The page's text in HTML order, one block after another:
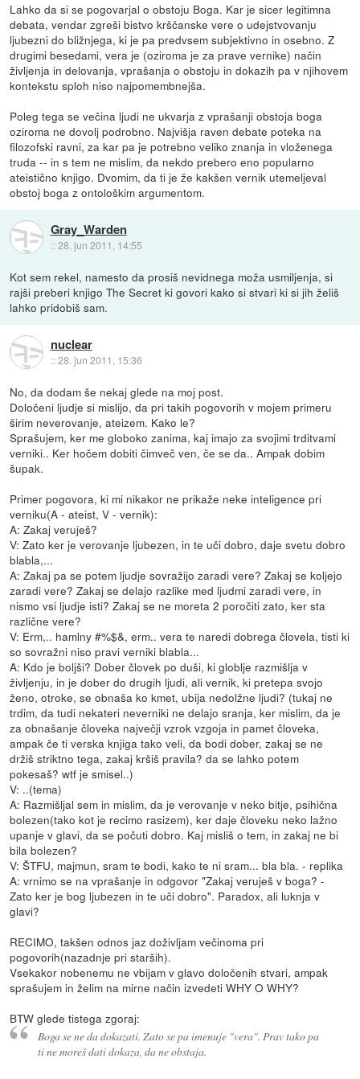
Lahko da si se pogovarjal o obstoju Boga. Kar je sicer legitimna
debata, vendar zgreši bistvo krščanske vere o udejstvovanju
ljubezni do bližnjega, ki je pa predvsem subjektivno in osebno. Z
drugimi besedami, vera je (oziroma je za prave vernike) način
življenja in delovanja, vprašanja o obstoju in dokazih pa v njihovem
kontekstu sploh niso najpomembnejša.
Poleg tega se večina ljudi ne ukvarja z vprašanji obstoja boga
oziroma ne dovolj podrobno. Najvišja raven debate poteka na
filozofski ravni, za kar pa je potrebno veliko znanja in vloženega
truda -- in s tem ne mislim, da nekdo prebero eno popularno
ateistično knjigo. Dvomim, da ti je že kakšen vernik utemeljeval
obstoj boga z ontološkim argumentom.
Gray_Warden
::28. jun 2011, 14:55
Kot sem rekel, namesto da prosiš nevidnega moža usmiljenja, si
rajši preberi knjigo The Secret ki govori kako si stvari ki si jih želiš
lahko pridobiš sam.
nuclear
::28. jun 2011, 15:36
No, da dodam še nekaj glede na moj post.
Določeni ljudje si mislijo, da pri takih pogovorih v mojem primeru
širim neverovanje, ateizem. Kako le?
Sprašujem, ker me globoko zanima, kaj imajo za svojimi trditvami
verniki.. Ker hočem dobiti čimveč ven, če se da.. Ampak dobim
šupak.
Primer pogovora, ki mi nikakor ne prikaže neke inteligence pri
verniku(A - ateist, V - vernik):
A: Zakaj veruješ?
V: Zato ker je verovanje ljubezen, in te uči dobro, daje svetu dobro
blabla,...
A: Zakaj pa se potem ljudje sovražijo zaradi vere? Zakaj se koljejo
zaradi vere? Zakaj se delajo razlike med ljudmi zaradi vere, in
nismo vsi ljudje isti? Zakaj se ne moreta 2 poročiti zato, ker sta
različne vere?
V: Erm,.. hamlny #%$&, erm.. vera te naredi dobrega človela, tisti ki
so sovražni niso pravi verniki blabla...
A: Kdo je boljši? Dober človek po duši, ki globlje razmišlja v
življenju, in je dober do drugih ljudi, ali vernik, ki pretepa svojo
ženo, otroke, se obnaša ko kmet, ubija nedolžne ljudi? (tukaj ne
trdim, da tudi nekateri neverniki ne delajo sranja, ker mislim, da je
za obnašanje človeka največji vzrok vzgoja in pamet človeka,
ampak če ti verska knjiga tako veli, da bodi dober, zakaj se ne
držiš striktno tega, zakaj kršiš pravila? da se lahko potem
pokesaš? wtf je smisel..)
V: ..(tema)
A: Razmišljal sem in mislim, da je verovanje v neko bitje, psihična
bolezen(tako kot je recimo rasizem), ker daje človeku neko lažno
upanje v glavi, da se počuti dobro. Kaj misliš o tem, in zakaj ne bi
bila bolezen?
V: ŠTFU, majmun, sram te bodi, kako te ni sram... bla bla. - replika
A: vrnimo se na vprašanje in odgovor "Zakaj veruješ v boga? -
Zato ker je bog ljubezen in te uči dobro". Paradox, ali luknja v
glavi?
RECIMO, takšen odnos jaz doživljam večinoma pri
pogovorih(nazadnje pri starših).
Vsekakor nobenemu ne vbijam v glavo določenih stvari, ampak
sprašujem in želim na mirne način izvedeti WHY O WHY?
BTW glede tistega zgoraj:
Boga se ne da dokazati. Zato se pa imenuje "vera". Prav tako pa
ti ne moreš dati dokaza, da ne obstaja.